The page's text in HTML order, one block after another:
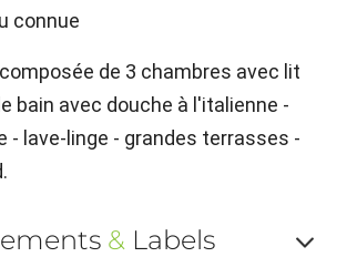
connue
de 3 chambres avec lit
bain avec douche à l'italienne -
- lave-linge - grandes terrasses -
&Labels